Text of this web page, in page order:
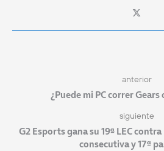
anterior
¿Puede mi PC correr Gears
siguiente
G2 Esports gana su 19ª LEC
consecutiva y 17ª